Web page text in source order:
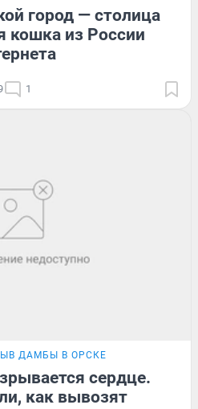
город — столица
кошка из России
1
ДАМБЫ В ОРСКЕ
сердце.
как вывозят